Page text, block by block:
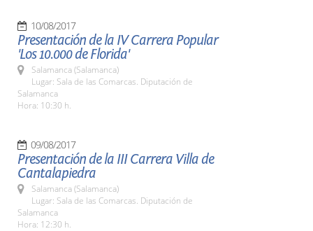
10/08/2017
Presentación de la IV Carrera Popular
'Los 10.000 de Florida'
Salamanca (Salamanca)
Lugar: Sala de las Comarcas. Diputación de
Salamanca
Hora: 10:30 h.
09/08/2017
Presentación de la III Carrera Villa de
Cantalapiedra
Salamanca (Salamanca)
Lugar: Sala de las Comarcas. Diputación de
Salamanca
Hora: 12:30 h.